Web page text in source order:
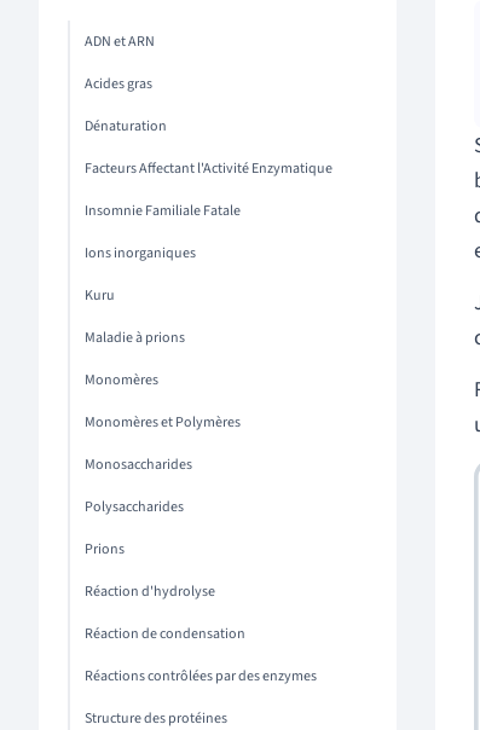
ADN et ARN
Acides gras
Dénaturation
Facteurs Affectant l'Activité Enzymatique
Insomnie Familiale Fatale
Ions inorganiques
Kuru
Maladie à prions
Monomères
Monomères et Polymères
Monosaccharides
Polysaccharides
Prions
Réaction d'hydrolyse
Réaction de condensation
Réactions contrôlées par des enzymes
Structure des protéines